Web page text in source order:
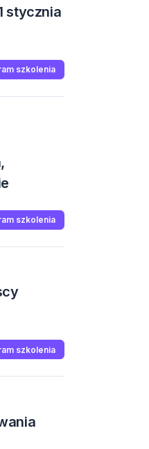
stycznia
szkolenia
szkolenia
szkolenia